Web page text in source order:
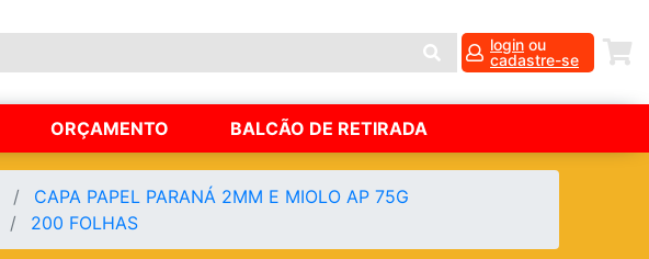
login ou
cadastre-se
ORÇAMENTO BALCÃO DE RETIRADA
CAPA PAPEL PARANÁ 2MM E MIOLO AP 75G
200 FOLHAS